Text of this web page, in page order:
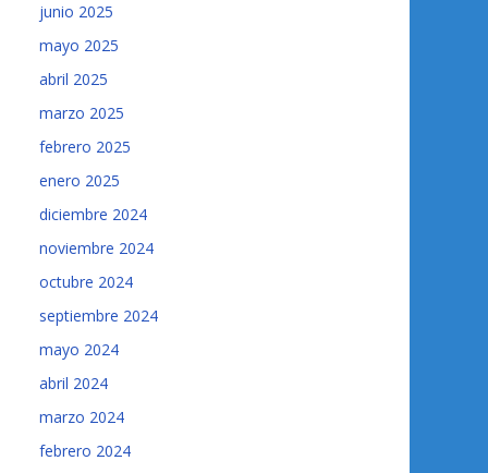
junio 2025
mayo 2025
abril 2025
marzo 2025
febrero 2025
enero 2025
diciembre 2024
noviembre 2024
octubre 2024
septiembre 2024
mayo 2024
abril 2024
marzo 2024
febrero 2024